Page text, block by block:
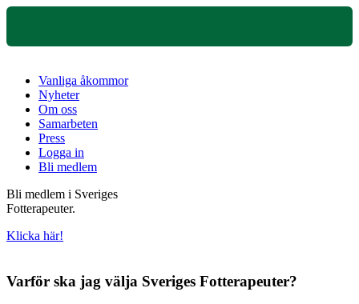
Vanliga åkommor
Nyheter
Om oss
Samarbeten
Press
Logga in
Bli medlem
Bli medlem i Sveriges
Fotterapeuter.
Klicka här!
Varför ska jag välja Sveriges Fotterapeuter?